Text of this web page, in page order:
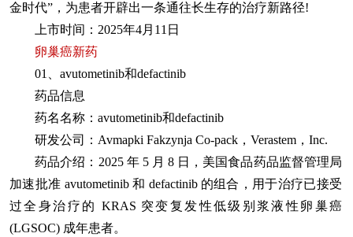
金时代”，为患者开辟出一条通往长生存的治疗新路径!
上市时间：2025年4月11日
卵巢癌新药
01、avutometinib和defactinib
药品信息
药名名称：avutometinib和defactinib
研发公司：Avmapki Fakzynja Co-pack，Verastem，Inc.
药品介绍：2025 年 5 月 8 日，美国食品药品监督管理局
加速批准 avutometinib 和 defactinib 的组合，用于治疗已接受
过全身治疗的 KRAS 突变复发性低级别浆液性卵巢癌
(LGSOC) 成年患者。